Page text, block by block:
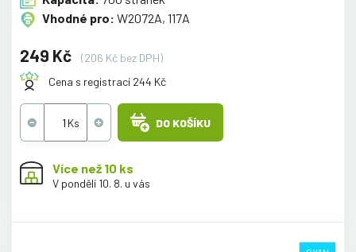
Vhodné pro: W2072A, 117A
249 Kč
(206 Kč bez DPH)
Cena s registrací 244 Kč
DO KOŠÍKU
Více než 10 ks
V pondělí 10. 8. u vás